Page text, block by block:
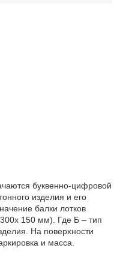
буквенно-цифровой
изделия и его
балки лотков
150 мм). Где Б – тип
На поверхности
и масса.